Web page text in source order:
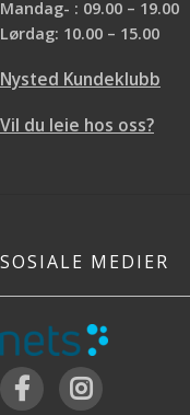
Mandag- : 09.00 – 19.00
Lørdag: 10.00 – 15.00
Nysted Kundeklubb
Vil du leie hos oss?
SOSIALE MEDIER